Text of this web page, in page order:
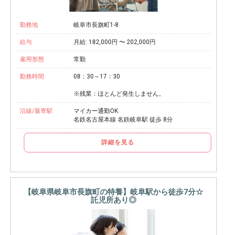
勤務地 岐阜市長旗町1-8
給与 月給: 182,000円 〜 202,000円
雇用形態 常勤
勤務時間 08：30～17：30
※残業：ほとんど発生しません。
沿線/最寄駅
マイカー通勤OK
名鉄名古屋本線 名鉄岐阜駅 徒歩 8分
詳細を見る
【岐阜県岐阜市長旗町の特養】岐阜駅から徒歩7分☆
託児所あり◎